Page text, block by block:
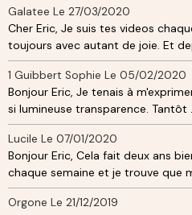
Galatee Le 27/03/2020
Cher Eric, Je suis tes videos
toujours avec autant de joie. Et
1 Guibbert Sophie Le 05/02/2020
Bonjour Eric, Je tenais à
si lumineuse transparence. Tantôt
Lucile Le 07/01/2020
Bonjour Eric, Cela fait deux ans
chaque semaine et je trouve que
Orgone Le 21/12/2019